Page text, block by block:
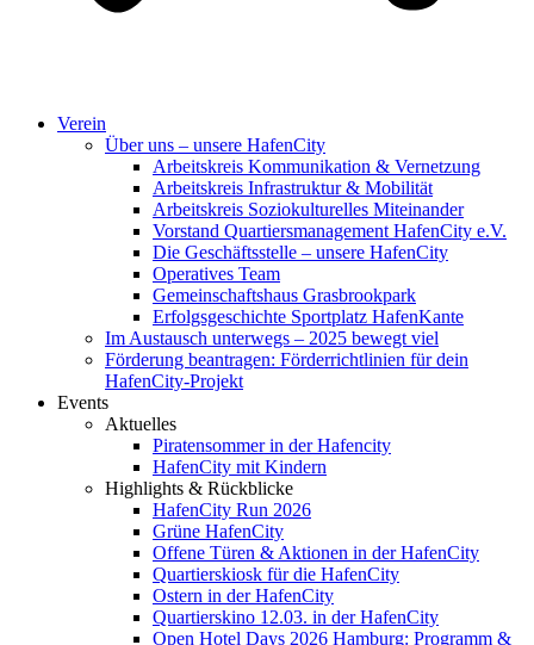
Verein
Über uns – unsere HafenCity
Arbeitskreis Kommunikation & Vernetzung
Arbeitskreis Infrastruktur & Mobilität
Arbeitskreis Soziokulturelles Miteinander
Vorstand Quartiersmanagement HafenCity e.V.
Die Geschäftsstelle – unsere HafenCity
Operatives Team
Gemeinschaftshaus Grasbrookpark
Erfolgsgeschichte Sportplatz HafenKante
Im Austausch unterwegs – 2025 bewegt viel
Förderung beantragen: Förderrichtlinien für dein
HafenCity-Projekt
Events
Aktuelles
Piratensommer in der Hafencity
HafenCity mit Kindern
Highlights & Rückblicke
HafenCity Run 2026
Grüne HafenCity
Offene Türen & Aktionen in der HafenCity
Quartierskiosk für die HafenCity
Ostern in der HafenCity
Quartierskino 12.03. in der HafenCity
Open Hotel Days 2026 Hamburg: Programm &